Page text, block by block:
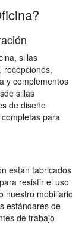
sillas
recepciones,
y complementos
sillas
de diseño
para
están fabricados
resistir el uso
nuestro mobiliario
estándares de
de trabajo